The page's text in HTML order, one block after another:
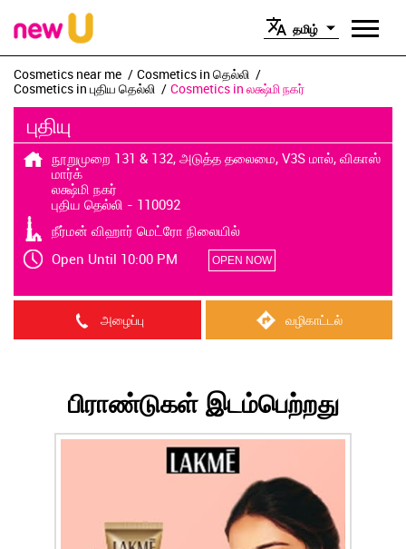
தமிழ்
Cosmetics near me
Cosmetics in தெல்லி
Cosmetics in புதிய தெல்லி
Cosmetics in லக்ஷ்மி நகர்
புதியு
நூறுமுறை 131 & 132, அடுத்த தலைமை, V3S மால், விகாஸ்
மார்க்
லக்ஷ்மி நகர்
புதிய தெல்லி - 110092
நீர்மன் விஹார் மெட்ரோ நிலையில்
Open Until 10:00 PM
OPEN NOW
அழைப்பு வழிகாட்டல்
பிராண்டுகள் இடம்பெற்றது